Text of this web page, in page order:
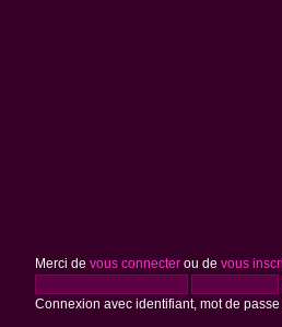
Merci de vous connecterou de vous
Connexion avec identifiant, mot de